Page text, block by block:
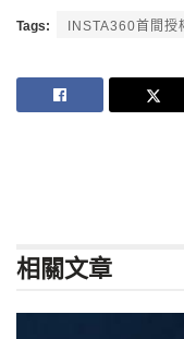
Tags: INSTA360首間授
相關文章